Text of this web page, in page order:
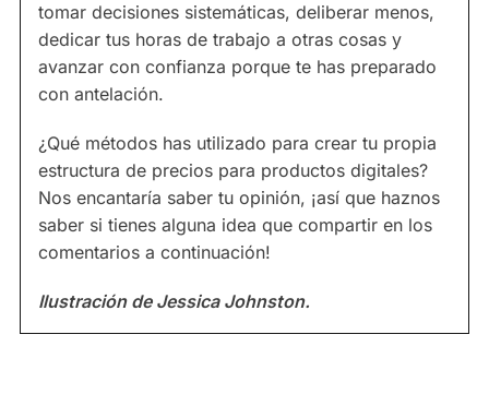
tomar decisiones sistemáticas, deliberar menos,
dedicar tus horas de trabajo a otras cosas y
avanzar con confianza porque te has preparado
con antelación.
¿Qué métodos has utilizado para crear tu propia
estructura de precios para productos digitales?
Nos encantaría saber tu opinión, ¡así que haznos
saber si tienes alguna idea que compartir en los
comentarios a continuación!
Ilustración de Jessica Johnston.